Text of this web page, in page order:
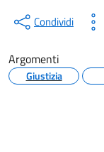
Condividi
Argomenti
Giustizia